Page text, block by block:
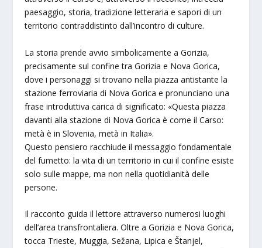
paesaggio, storia, tradizione letteraria e sapori di un
territorio contraddistinto dall’incontro di culture.
La storia prende avvio simbolicamente a Gorizia,
precisamente sul confine tra Gorizia e Nova Gorica,
dove i personaggi si trovano nella piazza antistante la
stazione ferroviaria di Nova Gorica e pronunciano una
frase introduttiva carica di significato: «Questa piazza
davanti alla stazione di Nova Gorica è come il Carso:
metà è in Slovenia, metà in Italia».
Questo pensiero racchiude il messaggio fondamentale
del fumetto: la vita di un territorio in cui il confine esiste
solo sulle mappe, ma non nella quotidianità delle
persone.
Il racconto guida il lettore attraverso numerosi luoghi
dell’area transfrontaliera. Oltre a Gorizia e Nova Gorica,
tocca Trieste, Muggia, Sežana, Lipica e Štanjel,